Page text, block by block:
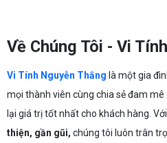
Về Chúng Tôi - Vi
Vi Tính Nguyễn Thắng là một gia
mọi thành viên cùng chia sẻ đam
lại giá trị tốt nhất cho khách hàng.
thiện, gần gũi, chúng tôi luôn trân